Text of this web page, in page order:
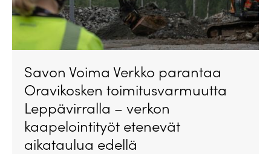
Savon Voima Verkko parantaa
Oravikosken toimitusvarmuutta
Leppävirralla – verkon
kaapelointityöt etenevät
aikataulua edellä